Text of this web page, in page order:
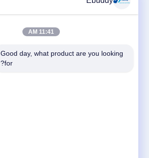
11:41 AM
Good day, what product are you looking
for?